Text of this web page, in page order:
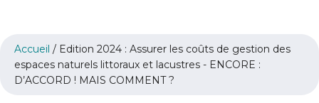
Accueil / Edition 2024 : Assurer les coûts de gestion des
espaces naturels littoraux et lacustres - ENCORE :
D’ACCORD ! MAIS COMMENT ?